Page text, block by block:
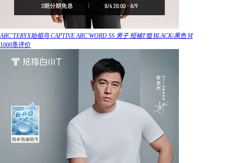
ARC'TERYX始祖鸟 CAPTIVE ARC'WORD SS 男子 短袖T恤 BLACK/黑色 M
1000条评价